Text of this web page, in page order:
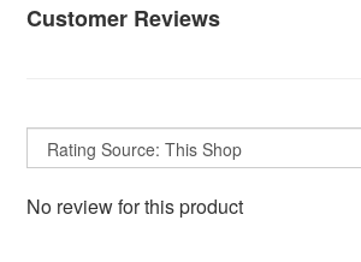
Customer Reviews
No review for this product